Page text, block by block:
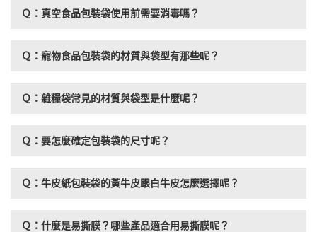
Ｑ：真空食品包裝袋使用前需要消毒嗎？
Ｑ：寵物食品包裝袋的材質與袋型有那些呢？
Ｑ：雜糧袋常見的材質與袋型是什麼呢？
Ｑ：要怎麼確定包裝袋的尺寸呢？
Ｑ：牛皮紙包裝袋的黃牛皮跟白牛皮怎麼選擇呢？
Ｑ：什麼是易撕膜？哪些產品適合用易撕膜呢？